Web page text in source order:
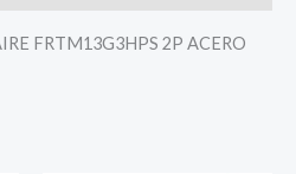
FRTM13G3HPS 2P ACERO